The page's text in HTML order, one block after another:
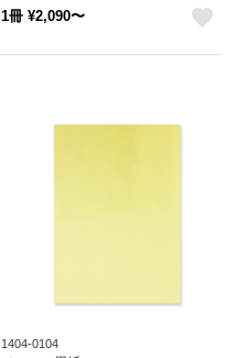
Newファインカラー
1冊 ¥2,090〜
1404-0104